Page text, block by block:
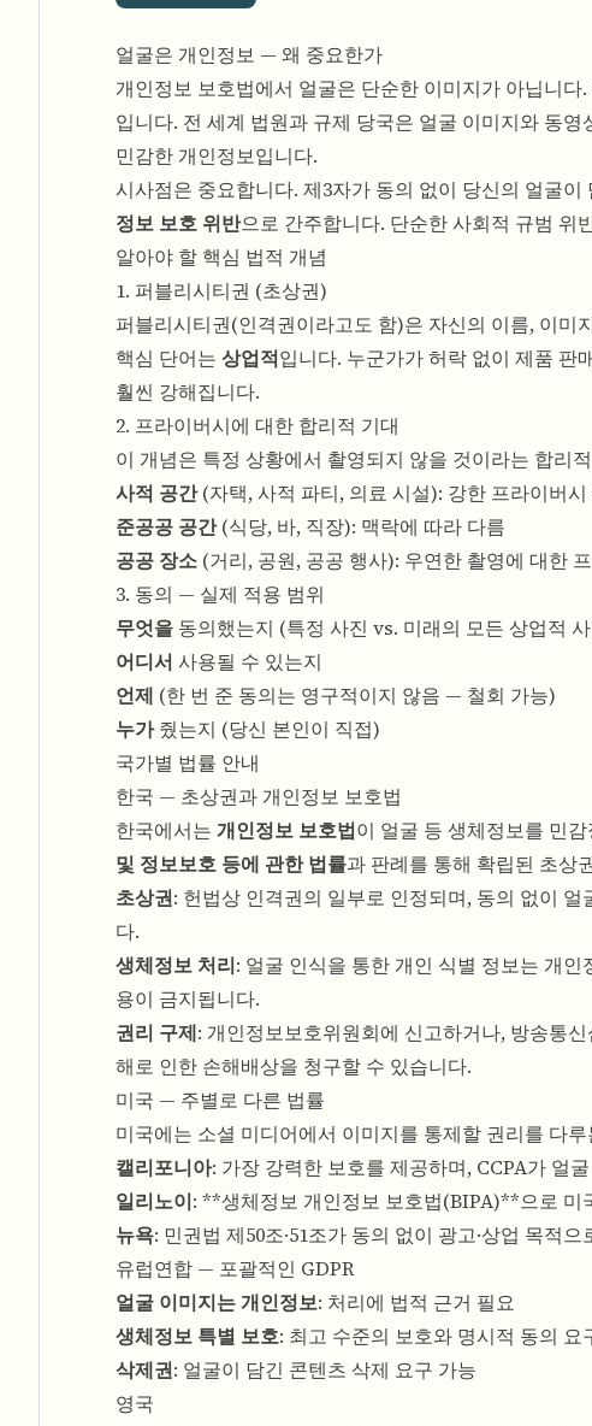
얼굴은 개인정보 — 왜 중요한가
개인정보 보호법에서 얼굴은 단순한 이미지가 아닙니
입니다. 전 세계 법원과 규제 당국은 얼굴 이미지와 동
민감한 개인정보입니다.
시사점은 중요합니다. 제3자가 동의 없이 당신의 얼굴
정보 보호 위반으로 간주합니다. 단순한 사회적 규범 위
알아야 할 핵심 법적 개념
1. 퍼블리시티권 (초상권)
퍼블리시티권(인격권이라고도 함)은 자신의 이름, 이미
핵심 단어는 상업적입니다. 누군가가 허락 없이 제품 판
훨씬 강해집니다.
2. 프라이버시에 대한 합리적 기대
이 개념은 특정 상황에서 촬영되지 않을 것이라는 합리
사적 공간(자택, 사적 파티, 의료 시설): 강한 프라이버
준공공 공간(식당, 바, 직장): 맥락에 따라 다름
공공 장소 (거리, 공원, 공공 행사): 우연한 촬영에 대한
3. 동의 — 실제 적용 범위
무엇을 동의했는지 (특정 사진 vs. 미래의 모든 상업적
어디서 사용될 수 있는지
언제 (한 번 준 동의는 영구적이지 않음 — 철회 가능)
누가줬는지 (당신 본인이 직접)
국가별 법률 안내
한국 — 초상권과 개인정보 보호법
한국에서는 개인정보 보호법이 얼굴 등 생체정보를 민
및 정보보호 등에 관한 법률과 판례를 통해 확립된 초상
초상권: 헌법상 인격권의 일부로 인정되며, 동의 없이
다.
생체정보 처리: 얼굴 인식을 통한 개인 식별 정보는 개
용이 금지됩니다.
권리 구제: 개인정보보호위원회에 신고하거나, 방송통
해로 인한 손해배상을 청구할 수 있습니다.
미국 — 주별로 다른 법률
미국에는 소셜 미디어에서 이미지를 통제할 권리를 다
캘리포니아: 가장 강력한 보호를 제공하며, CCPA가 얼
일리노이: **생체정보 개인정보 보호법(BIPA)**으로 미
뉴욕: 민권법 제50조·51조가 동의 없이 광고·상업 목적
유럽연합 — 포괄적인 GDPR
얼굴 이미지는 개인정보: 처리에 법적 근거 필요
생체정보 특별 보호: 최고 수준의 보호와 명시적 동의 요
삭제권: 얼굴이 담긴 콘텐츠 삭제 요구 가능
영국